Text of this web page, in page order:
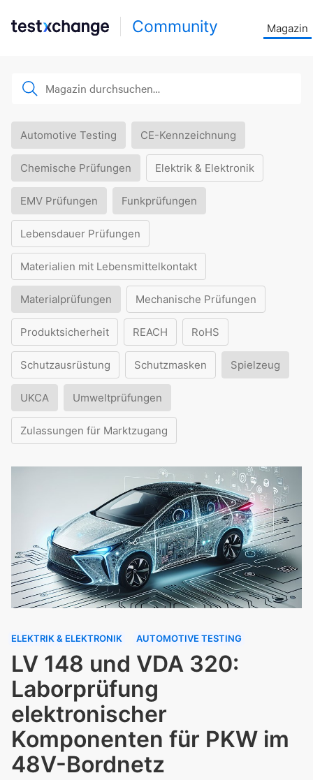
Community Magazin
Automotive Testing CE-Kennzeichnung
Chemische Prüfungen Elektrik & Elektronik
EMV Prüfungen Funkprüfungen
Lebensdauer Prüfungen
Materialien mit Lebensmittelkontakt
Materialprüfungen Mechanische Prüfungen
Produktsicherheit REACH RoHS
Schutzausrüstung Schutzmasken Spielzeug
UKCA Umweltprüfungen
Zulassungen für Marktzugang
ELEKTRIK & ELEKTRONIK AUTOMOTIVE TESTING
LV 148 und VDA 320:
Laborprüfung
elektronischer
Komponenten für PKW im
48V-Bordnetz